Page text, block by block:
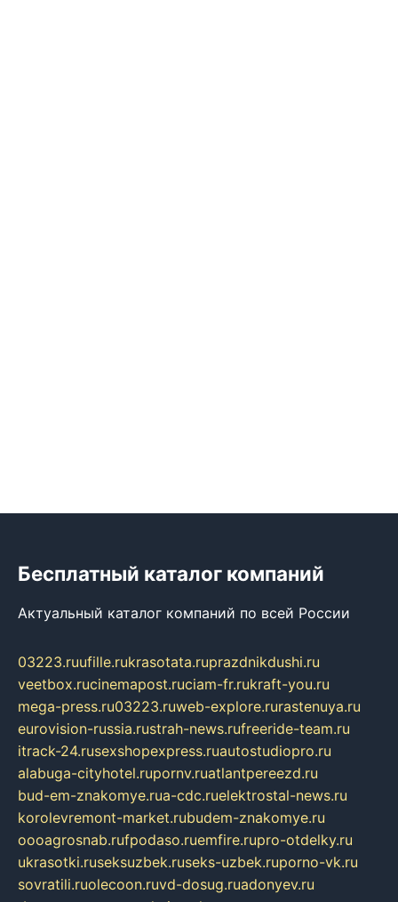
Бесплатный каталог компаний
Актуальный каталог компаний по всей России
03223.ruufille.rukrasotata.ruprazdnikdushi.ru
veetbox.rucinemapost.ruciam-fr.rukraft-you.ru
mega-press.ru03223.ruweb-explore.rurastenuya.ru
eurovision-russia.rustrah-news.rufreeride-team.ru
itrack-24.rusexshopexpress.ruautostudiopro.ru
alabuga-cityhotel.rupornv.ruatlantpereezd.ru
bud-em-znakomye.rua-cdc.ruelektrostal-news.ru
korolevremont-market.rubudem-znakomye.ru
oooagrosnab.rufpodaso.ruemfire.rupro-otdelky.ru
ukrasotki.ruseksuzbek.ruseks-uzbek.ruporno-vk.ru
sovratili.ruolecoon.ruvd-dosug.ruadonyev.ru